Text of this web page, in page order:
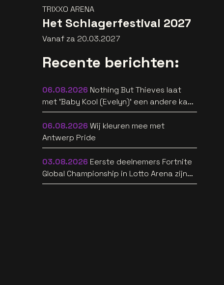
TRIXXO ARENA
Het Schlagerfestival 2027
Vanaf za 20.03.2027
Recente berichten:
06.08.2026 Nothing But Thieves laat
met 'Baby Kool (Evelyn)' een andere kant
van zich horen [video]
06.08.2026 Wij kleuren mee met
Antwerp Pride
03.08.2026 Eerste deelnemers Fortnite
Global Championship in Lotto Arena zijn
bekend